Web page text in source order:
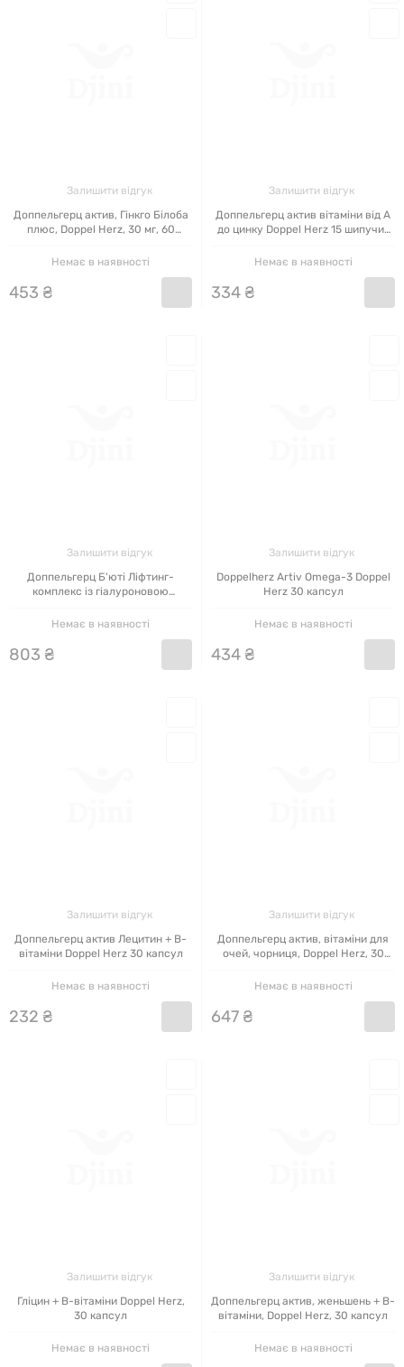
Залишити відгук
Доппельгерц актив, Гінкго Білоба
плюс, Doppel Herz, 30 мг, 60
Немає в наявності
453 ₴
Залишити відгук
Доппельгерц актив вітаміни від А
до цинку Doppel Herz 15 шипучих
Немає в наявності
334 ₴
Залишити відгук
Доппельгерц Б'юті Ліфтинг-
комплекс із гіалуроновою
Немає в наявності
803 ₴
Залишити відгук
Doppelherz Artiv Omega-3 Doppel
Herz 30 капсул
Немає в наявності
434 ₴
Залишити відгук
Доппельгерц актив Лецитин + В-
вітаміни Doppel Herz 30 капсул
Немає в наявності
232 ₴
Залишити відгук
Доппельгерц актив, вітаміни для
очей, чорниця, Doppel Herz, 30
Немає в наявності
647 ₴
Залишити відгук
Гліцин + В-вітаміни Doppel Herz,
30 капсул
Немає в наявності
Залишити відгук
Доппельгерц актив, женьшень + В-
вітаміни, Doppel Herz, 30 капсул
Немає в наявності